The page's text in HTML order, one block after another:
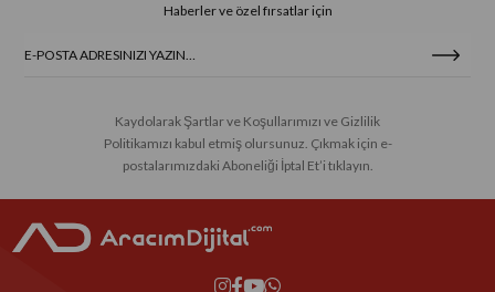
Haberler ve özel fırsatlar için
Kaydolarak Şartlar ve Koşullarımızı ve Gizlilik
Politikamızı kabul etmiş olursunuz. Çıkmak için e-
postalarımızdaki Aboneliği İptal Et’i tıklayın.